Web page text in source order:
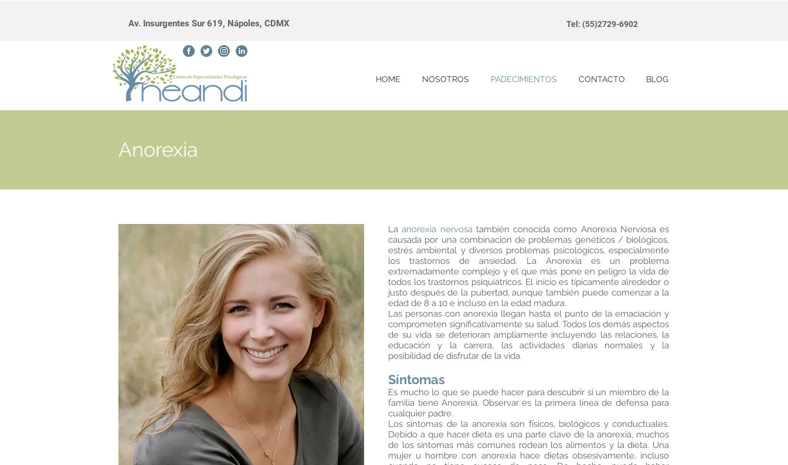
Av. Insurgentes Sur 619, Nápoles, CDMX Tel: (55)2729-6902
HOME NOSOTROS PADECIMIENTOS CONTACTO BLOG
Anorexia
Laanorexia nervosatambién conocida como Anorexia Nerviosa es
causada por una combinación de problemas genéticos / biológicos,
estrés ambiental y diversos problemas psicológicos, especialmente
los trastornos de ansiedad. La Anorexia es un problema
extremadamente complejo y el que más pone en peligro la vida de
todos los trastornos psiquiátricos. El inicio es típicamente alrededor o
justo después de la pubertad, aunque también puede comenzar a la
edad de 8 a 10 e incluso en la edad madura.
Las personas con anorexia llegan hasta el punto de la emaciación y
comprometen significativamente su salud. Todos los demás aspectos
de su vida se deterioran ampliamente incluyendo las relaciones, la
educación y la carrera, las actividades diarias normales y la
posibilidad de disfrutar de la vida.
Síntomas
Es mucho lo que se puede hacer para descubrir si un miembro de la
familia tiene Anorexia. Observar es la primera línea de defensa para
cualquier padre.
Los síntomas de la anorexia son físicos, biológicos y conductuales.
Debido a que hacer dieta es una parte clave de la anorexia, muchos
de los síntomas más comunes rodean los alimentos y la dieta. Una
mujer u hombre con anorexia hace dietas obsesivamente, incluso